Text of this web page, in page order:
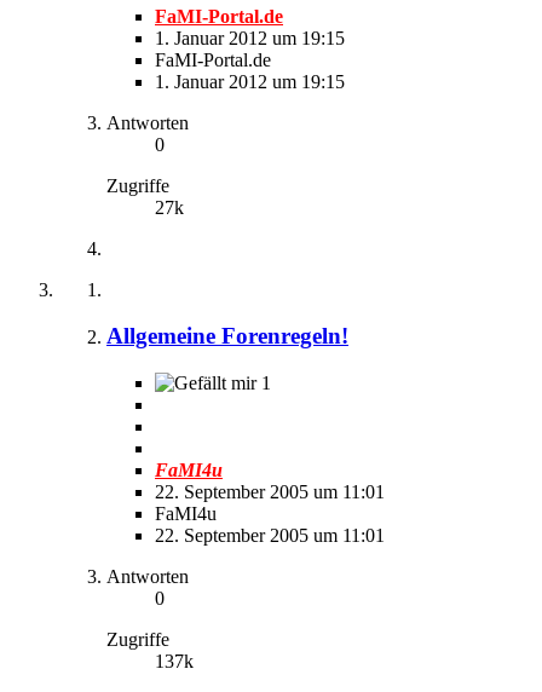
FaMI-Portal.de
1. Januar 2012 um 19:15
FaMI-Portal.de
1. Januar 2012 um 19:15
Antworten
0
Zugriffe
27k
Allgemeine Forenregeln!
1
FaMI4u
22. September 2005 um 11:01
FaMI4u
22. September 2005 um 11:01
Antworten
0
Zugriffe
137k